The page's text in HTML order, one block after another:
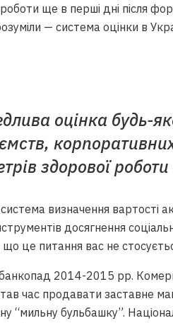
ще в перші дні після
— система оцінки в
оцінка будь-
здорової
визначення вартості
досягнення
це питання вас не
2014-2015 рр.
час продавати заставне
“мильну бульбашку”.